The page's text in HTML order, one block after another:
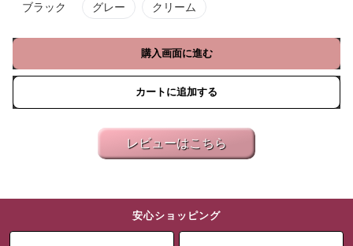
ブラック グレー クリーム
購入画面に進む
カートに追加する
レビューはこちら
安心ショッピング